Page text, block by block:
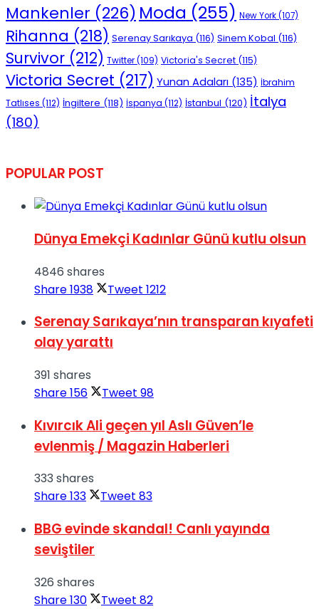
Mankenler (226) Moda (255) New York(107)
Rihanna (218) Serenay Sarıkaya (116) Sinem Kobal (116)
Survivor (212) Twitter(109) Victoria's Secret (115)
Victoria Secret (217) Yunan Adaları (135) İbrahim
Tatlıses (112) İngiltere (118) İspanya (112) İstanbul (120) İtalya
(180)
POPULAR POST
Dünya Emekçi Kadınlar Günü kutlu olsun
4846 shares
Share1938 Tweet 1212
Serenay Sarıkaya’nın transparan kıyafeti
olay yarattı
391 shares
Share156 Tweet 98
Kıvırcık Ali geçen yıl Aslı Güven’le
evlenmiş / Magazin Haberleri
333 shares
Share133 Tweet 83
BBG evinde skandal! Canlı yayında
seviştiler
326 shares
Share130 Tweet 82